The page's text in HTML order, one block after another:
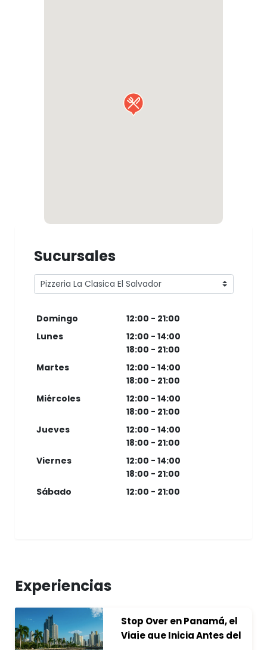
Sucursales
Domingo
12:00 - 21:00
Lunes
12:00 - 14:00
18:00 - 21:00
Martes
12:00 - 14:00
18:00 - 21:00
Miércoles
12:00 - 14:00
18:00 - 21:00
Jueves
12:00 - 14:00
18:00 - 21:00
Viernes
12:00 - 14:00
18:00 - 21:00
Sábado
12:00 - 21:00
Experiencias
Stop Over en Panamá, el
Viaje que Inicia Antes del